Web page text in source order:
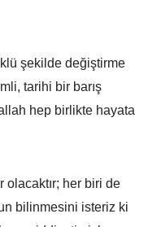
şekilde değiştirme
tarihi bir barış
hep birlikte hayata
olacaktır; her biri de
bilinmesini isteriz ki